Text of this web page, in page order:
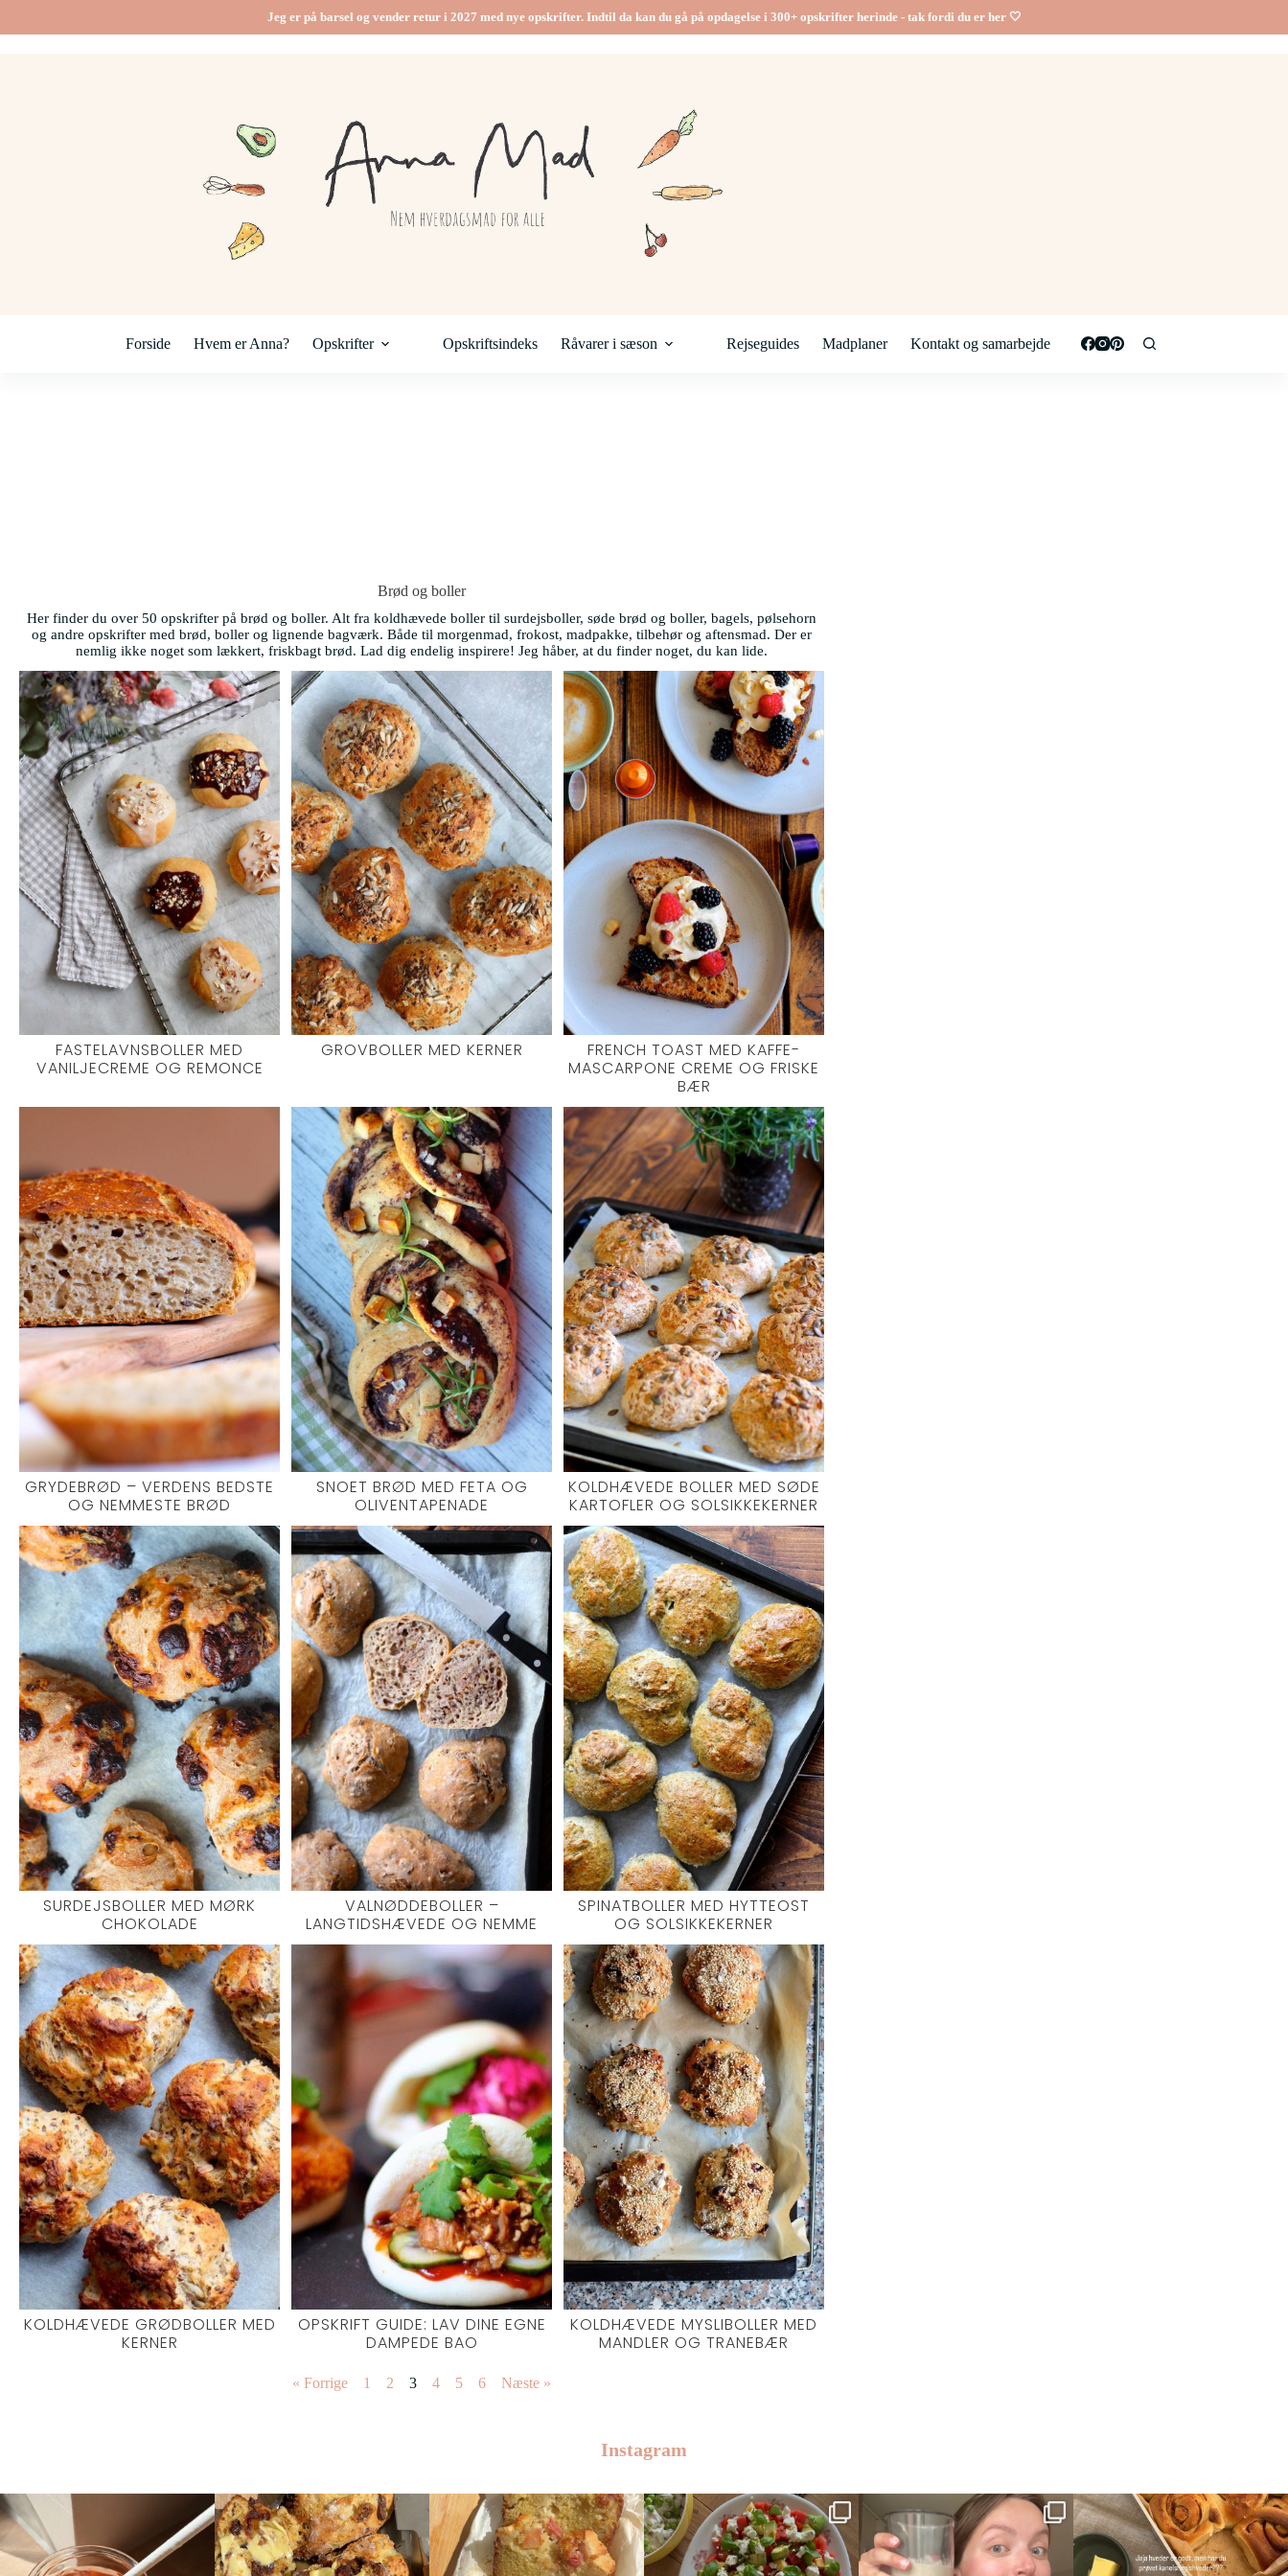
Jeg er på barsel og vender retur i 2027 med nye opskrifter. Indtil da kan du gå på opdagelse i 300+ opskrifter herinde - tak fordi du er her 🤍
Forside Hvem er Anna? Opskrifter Opskriftsindeks Råvarer i sæson Rejseguides Madplaner Kontakt og samarbejde
Brød og boller
Her finder du over 50 opskrifter på brød og boller. Alt fra koldhævede boller til surdejsboller, søde brød og boller, bagels, pølsehorn
og andre opskrifter med brød, boller og lignende bagværk. Både til morgenmad, frokost, madpakke, tilbehør og aftensmad. Der er
nemlig ikke noget som lækkert, friskbagt brød. Lad dig endelig inspirere! Jeg håber, at du finder noget, du kan lide.
FASTELAVNSBOLLER MED
VANILJECREME OG REMONCE
GROVBOLLER MED KERNER
FRENCH TOAST MED KAFFE-
MASCARPONE CREME OG FRISKE
BÆR
GRYDEBRØD – VERDENS BEDSTE
OG NEMMESTE BRØD
SNOET BRØD MED FETA OG
OLIVENTAPENADE
KOLDHÆVEDE BOLLER MED SØDE
KARTOFLER OG SOLSIKKEKERNER
SURDEJSBOLLER MED MØRK
CHOKOLADE
VALNØDDEBOLLER –
LANGTIDSHÆVEDE OG NEMME
SPINATBOLLER MED HYTTEOST
OG SOLSIKKEKERNER
KOLDHÆVEDE GRØDBOLLER MED
KERNER
OPSKRIFT GUIDE: LAV DINE EGNE
DAMPEDE BAO
KOLDHÆVEDE MYSLIBOLLER MED
MANDLER OG TRANEBÆR
« Forrige 1 2 3 4 5 6 Næste »
Instagram